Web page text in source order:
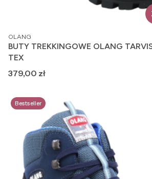
PRODUCENT
OLANG
BUTY TREKKINGOWE OLANG
TEX
Cena
379,00 zł
Bestseller